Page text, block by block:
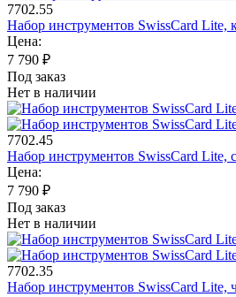
7702.55
Набор инструментов SwissCard Lite,
Цена:
7 790 ₽
Под заказ
Нет в наличии
7702.45
Набор инструментов SwissCard Lite,
Цена:
7 790 ₽
Под заказ
Нет в наличии
7702.35
Набор инструментов SwissCard Lite,